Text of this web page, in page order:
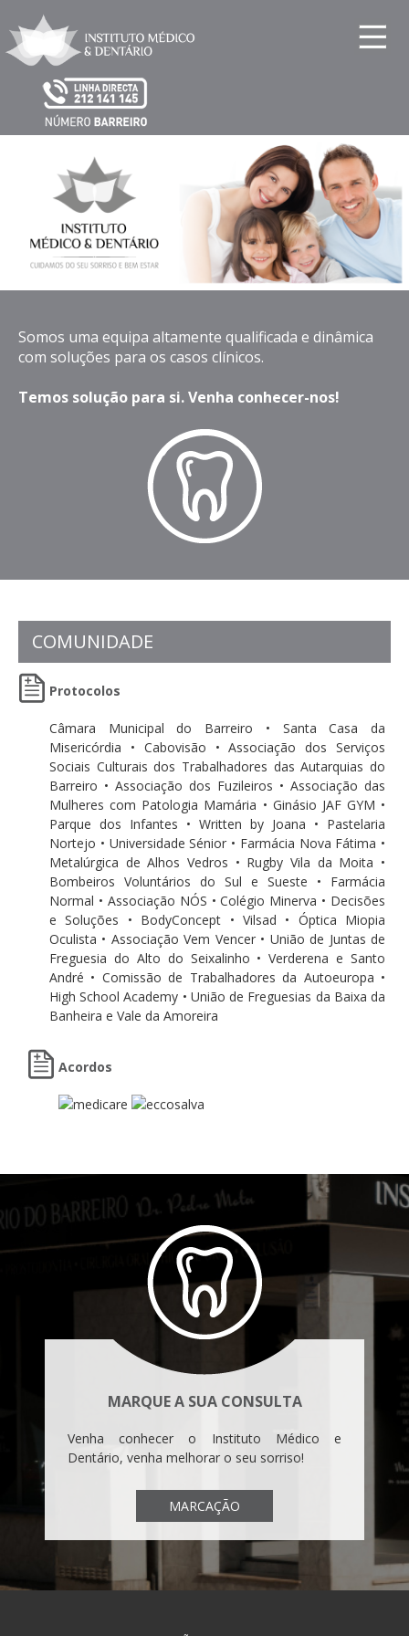
Somos uma equipa altamente qualificada e dinâmica
com soluções para os casos clínicos.
Temos solução para si. Venha conhecer-nos!
COMUNIDADE
Protocolos
Câmara Municipal do Barreiro • Santa Casa da
Misericórdia • Cabovisão • Associação dos Serviços
Sociais Culturais dos Trabalhadores das Autarquias do
Barreiro • Associação dos Fuzileiros • Associação das
Mulheres com Patologia Mamária • Ginásio JAF GYM •
Parque dos Infantes • Written by Joana • Pastelaria
Nortejo • Universidade Sénior • Farmácia Nova Fátima •
Metalúrgica de Alhos Vedros • Rugby Vila da Moita •
Bombeiros Voluntários do Sul e Sueste • Farmácia
Normal • Associação NÓS • Colégio Minerva • Decisões
e Soluções • BodyConcept • Vilsad • Óptica Miopia
Oculista • Associação Vem Vencer • União de Juntas de
Freguesia do Alto do Seixalinho • Verderena e Santo
André • Comissão de Trabalhadores da Autoeuropa •
High School Academy • União de Freguesias da Baixa da
Banheira e Vale da Amoreira
Acordos
MARQUE A SUA CONSULTA
Venha conhecer o Instituto Médico e
Dentário, venha melhorar o seu sorriso!
MARCAÇÃO